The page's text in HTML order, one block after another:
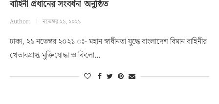
বাহিনী প্রধানের সংবর্ধনা অনুষ্ঠিত
Author: নভেম্বর ২১, ২০২১
ঢাকা, ২১ নভেম্বর ২০২১ ঃ- মহান স্বাধীনতা যুদ্ধে বাংলাদেশ বিমান বাহিনীর
খেতাবপ্রাপ্ত মুক্তিযোদ্ধা ও কিলো…